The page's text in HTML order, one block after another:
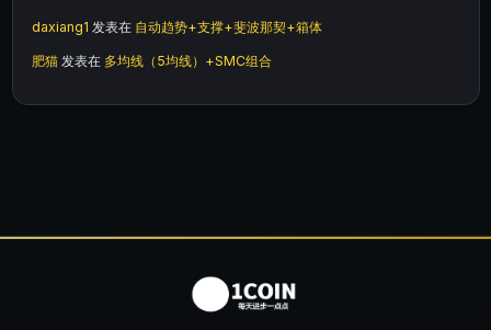
daxiang1 发表在 自动趋势+支撑+斐波那契+箱体
肥猫 发表在 多均线（5均线）+SMC组合